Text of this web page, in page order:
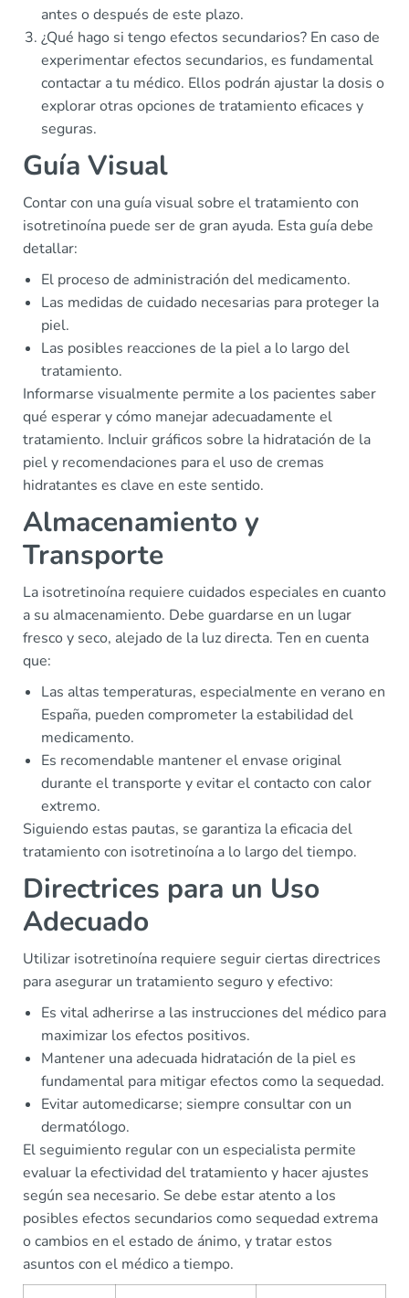
antes o después de este plazo.
¿Qué hago si tengo efectos secundarios? En caso de
experimentar efectos secundarios, es fundamental
contactar a tu médico. Ellos podrán ajustar la dosis o
explorar otras opciones de tratamiento eficaces y
seguras.
Guía Visual
Contar con una guía visual sobre el tratamiento con
isotretinoína puede ser de gran ayuda. Esta guía debe
detallar:
El proceso de administración del medicamento.
Las medidas de cuidado necesarias para proteger la
piel.
Las posibles reacciones de la piel a lo largo del
tratamiento.
Informarse visualmente permite a los pacientes saber
qué esperar y cómo manejar adecuadamente el
tratamiento. Incluir gráficos sobre la hidratación de la
piel y recomendaciones para el uso de cremas
hidratantes es clave en este sentido.
Almacenamiento y
Transporte
La isotretinoína requiere cuidados especiales en cuanto
a su almacenamiento. Debe guardarse en un lugar
fresco y seco, alejado de la luz directa. Ten en cuenta
que:
Las altas temperaturas, especialmente en verano en
España, pueden comprometer la estabilidad del
medicamento.
Es recomendable mantener el envase original
durante el transporte y evitar el contacto con calor
extremo.
Siguiendo estas pautas, se garantiza la eficacia del
tratamiento con isotretinoína a lo largo del tiempo.
Directrices para un Uso
Adecuado
Utilizar isotretinoína requiere seguir ciertas directrices
para asegurar un tratamiento seguro y efectivo:
Es vital adherirse a las instrucciones del médico para
maximizar los efectos positivos.
Mantener una adecuada hidratación de la piel es
fundamental para mitigar efectos como la sequedad.
Evitar automedicarse; siempre consultar con un
dermatólogo.
El seguimiento regular con un especialista permite
evaluar la efectividad del tratamiento y hacer ajustes
según sea necesario. Se debe estar atento a los
posibles efectos secundarios como sequedad extrema
o cambios en el estado de ánimo, y tratar estos
asuntos con el médico a tiempo.